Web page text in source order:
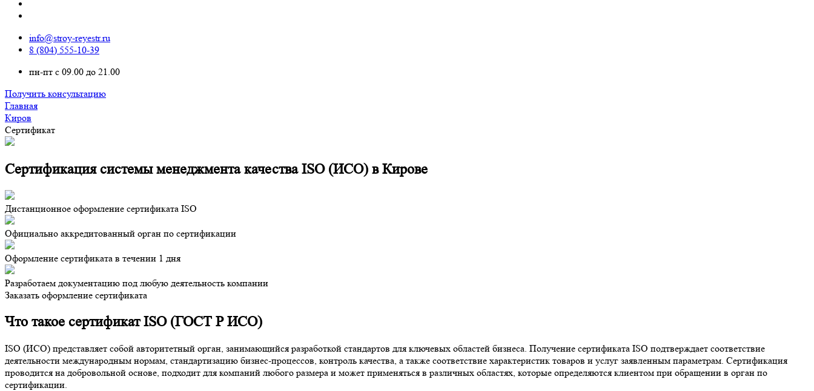
info@stroy-reyestr.ru
8 (804) 555-10-39
пн-пт с 09.00 до 21.00
Получить консультацию
Главная
Киров
Сертификат
Сертификация системы менеджмента качества ISO (ИСО) в Кирове
Дистанционное оформление сертификата ISO
Официально аккредитованный орган по сертификации
Оформление сертификата в течении 1 дня
Разработаем документацию под любую деятельность компании
Заказать оформление сертификата
Что такое сертификат ISO (ГОСТ Р ИСО)
ISO (ИСО) представляет собой авторитетный орган, занимающийся разработкой стандартов для ключевых областей бизнеса. Получение сертификата ISO подтверждает соответствие
деятельности международным нормам, стандартизацию бизнес-процессов, контроль качества, а также соответствие характеристик товаров и услуг заявленным параметрам. Сертификация
проводится на добровольной основе, подходит для компаний любого размера и может применяться в различных областях, которые определяются клиентом при обращении в орган по
сертификации.